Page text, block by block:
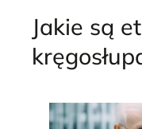
Jakie są